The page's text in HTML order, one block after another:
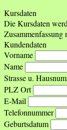
Kursdaten
Die Kursdaten
Zusammenfassung
Kundendaten
Vorname
Name
Strasse u.
PLZ Ort
E-Mail
Telefonnummer
Geburtsdatum